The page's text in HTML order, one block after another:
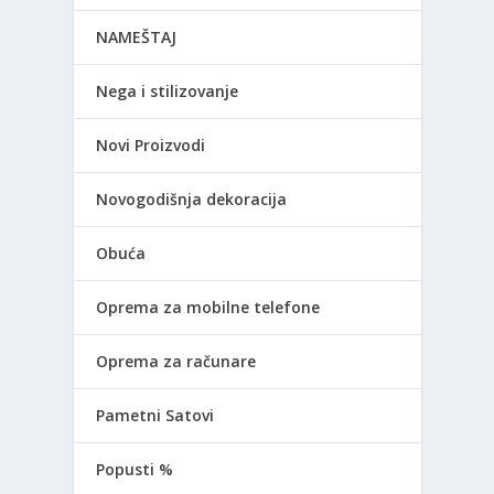
NAMEŠTAJ
Nega i stilizovanje
Novi Proizvodi
Novogodišnja dekoracija
Obuća
Oprema za mobilne telefone
Oprema za računare
Pametni Satovi
Popusti %